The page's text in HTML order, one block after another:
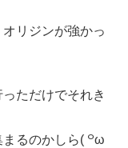
リジンが強かっ
ただけでそれき
るのかしら( ꒪ω